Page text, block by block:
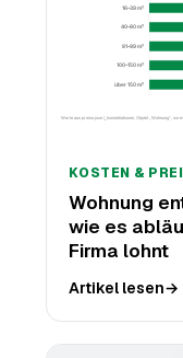
KOSTEN &
Wohnung
wie es
Firma lohnt
Artikel lesen→